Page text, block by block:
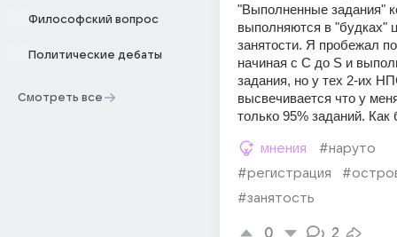
Философский вопрос
Политические дебаты
Смотреть все
"Выполненные задания"
выполняются в "будках"
занятости. Я пробежал
начиная с C до S и
задания, но у тех 2-их
высвечивается что у
только 95% заданий. Как
мнения
#наруто
#регистрация
#занятость
0 2